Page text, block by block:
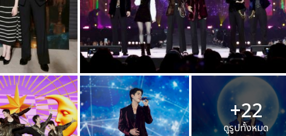
+22
ดูรูปทั้งหมด